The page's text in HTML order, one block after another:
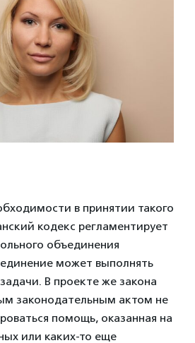
в принятии такого
кодекс регламентирует
объединения
может выполнять
В проекте же закона
законодательным актом не
помощь, оказанная на
или каких-то еще